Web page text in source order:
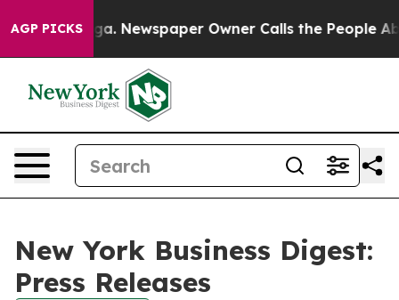
AGP PICKS Newspaper Owner Calls the People
New York Business Digest:
Press Releases